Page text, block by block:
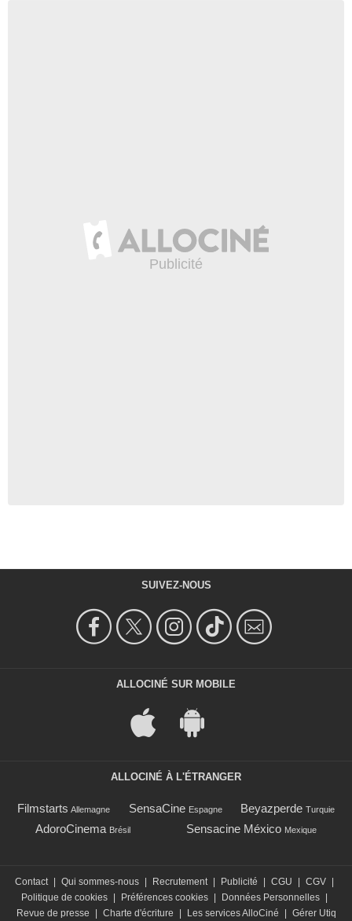
SUIVEZ-NOUS
ALLOCINÉ SUR MOBILE
ALLOCINÉ À L'ÉTRANGER
Filmstarts Allemagne SensaCine Espagne Beyazperde Turquie
AdoroCinema Brésil Sensacine México Mexique
Contact Qui sommes-nous Recrutement Publicité CGU CGV
Politique de cookies
Préférences cookies Données Personnelles
Revue de presse
Charte d'écriture Les services AlloCiné Gérer Utiq